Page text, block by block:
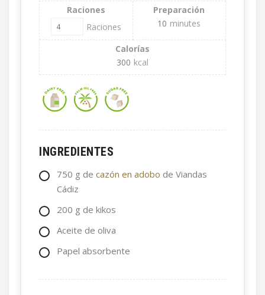
Raciones
Raciones
Preparación
10 minutes
Calorías
300 kcal
INGREDIENTES
750 g de cazón en adobo de Viandas
Cádiz
200 g de kikos
Aceite de oliva
Papel absorbente